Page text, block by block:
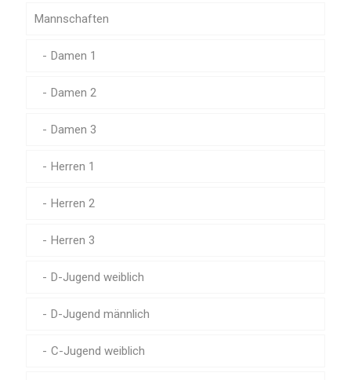
Mannschaften
Damen 1
Damen 2
Damen 3
Herren 1
Herren 2
Herren 3
D-Jugend weiblich
D-Jugend männlich
C-Jugend weiblich